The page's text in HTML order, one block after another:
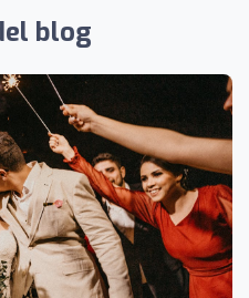
blog